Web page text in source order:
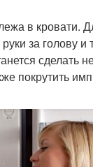
в кровати.
за голову и
сделать
покрутить